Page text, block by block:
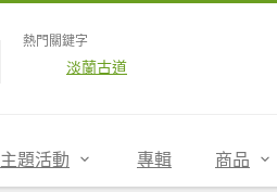
熱門關鍵字
淡蘭古道
主題活動 專輯 商品